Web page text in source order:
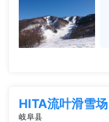
HITA流叶滑雪场
岐阜县